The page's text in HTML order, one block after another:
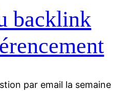
backlink
par email la semaine